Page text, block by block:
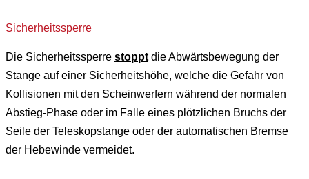
Sicherheitssperre
Die Sicherheitssperre stoppt die Abwärtsbewegung der
Stange auf einer Sicherheitshöhe, welche die Gefahr von
Kollisionen mit den Scheinwerfern während der normalen
Abstieg-Phase oder im Falle eines plötzlichen Bruchs der
Seile der Teleskopstange oder der automatischen Bremse
der Hebewinde vermeidet.